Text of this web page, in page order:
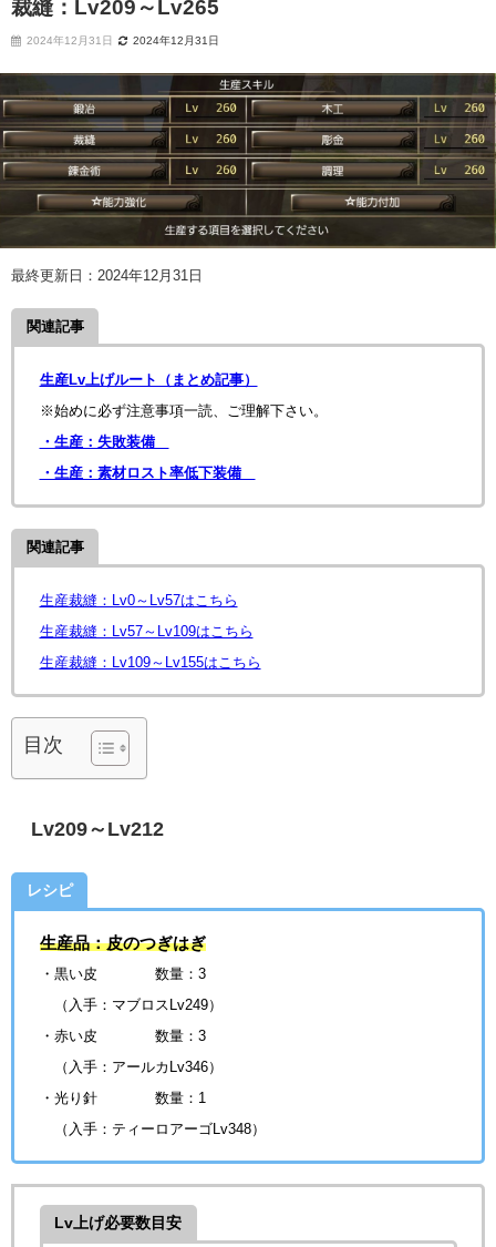
裁縫：Lv209～Lv265
2024年12月31日 2024年12月31日
最終更新日：2024年12月31日
関連記事
生産Lv上げルート（まとめ記事）
※始めに必ず注意事項一読、ご理解下さい。
・生産：失敗装備
・生産：素材ロスト率低下装備
関連記事
生産裁縫：Lv0～Lv57はこちら
生産裁縫：Lv57～Lv109はこちら
生産裁縫：Lv109～Lv155はこちら
目次
Lv209～Lv212
レシピ
生産品：皮のつぎはぎ
・黒い皮 数量：3
（入手：マブロスLv249）
・赤い皮 数量：3
（入手：アールカLv346）
・光り針 数量：1
（入手：ティーロアーゴLv348）
Lv上げ必要数目安